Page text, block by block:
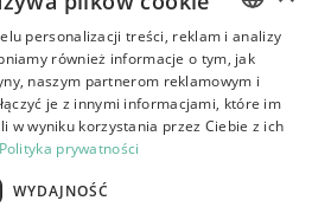
POLISH
BULGARIAN
personalizacji treści, reklam i analizy
również informacje o tym, jak
naszym partnerom reklamowym i
je z innymi informacjami, które im
w wyniku korzystania przez Ciebie z ich
Polityka prywatności
WYDAJNOŚĆ